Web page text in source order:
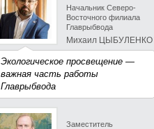
Начальник Северо-
Восточного филиала
Главрыбвода
Михаил ЦЫБУЛЕНКО
Экологическое просвещение —
важная часть работы
Главрыбвода
Заместитель